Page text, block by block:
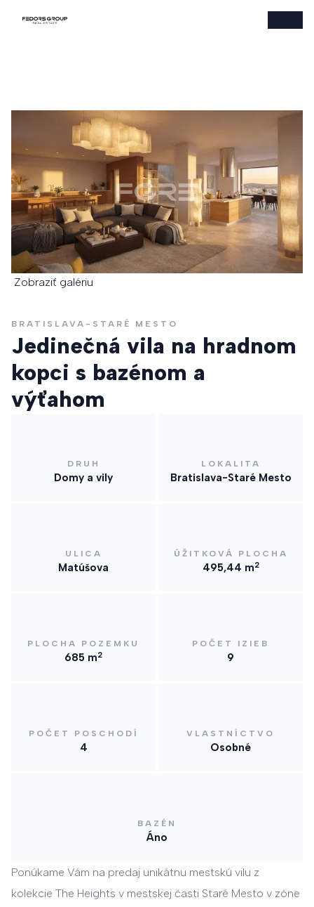
Zobraziť galériu
BRATISLAVA-STARÉ MESTO
Jedinečná vila na hradnom
kopci s bazénom a
výťahom
DRUH
Domy a vily
LOKALITA
Bratislava-Staré Mesto
ULICA
Matúšova
ÚŽITKOVÁ PLOCHA
495,44 m2
PLOCHA POZEMKU
685 m2
POČET IZIEB
9
POČET POSCHODÍ
4
VLASTNÍCTVO
Osobné
BAZÉN
Áno
Ponúkame Vám na predaj unikátnu mestskú vilu z
kolekcie The Heights v mestskej časti Staré Mesto v zóne